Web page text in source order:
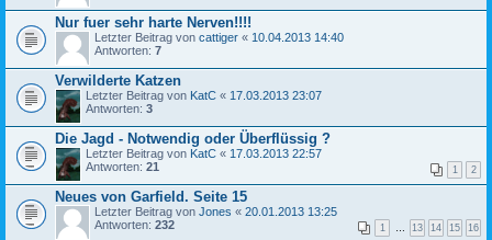
Nur fuer sehr harte Nerven!!!!
Letzter Beitrag von cattiger « 10.04.2013 14:40
Antworten: 7
Verwilderte Katzen
Letzter Beitrag von KatC « 17.03.2013 23:07
Antworten: 3
Die Jagd - Notwendig oder Überflüssig ?
Letzter Beitrag von KatC « 17.03.2013 22:57
Antworten: 21 1 2
Neues von Garfield. Seite 15
Letzter Beitrag von Jones « 20.01.2013 13:25
Antworten: 232 1 13 14 15 16